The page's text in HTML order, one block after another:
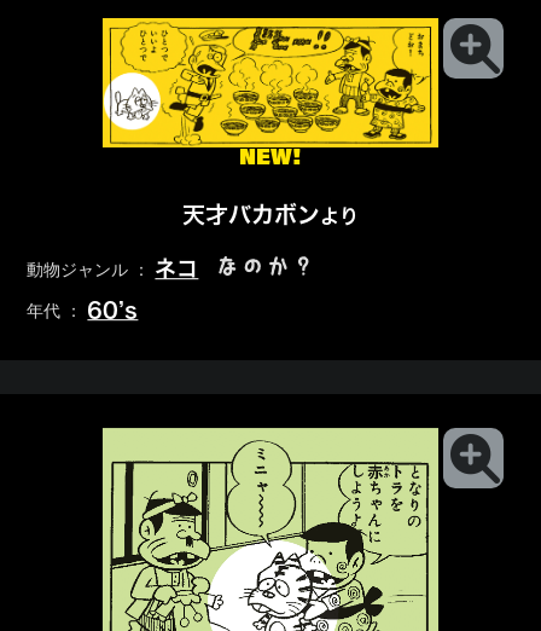
NEW!
天才バカボンより
動物ジャンル ： ネコ なのか？
年代 ： 60’s